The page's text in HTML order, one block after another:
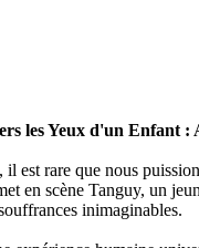
les Yeux d'un Enfant
est rare que nous
en scène Tanguy, un
inimaginables.